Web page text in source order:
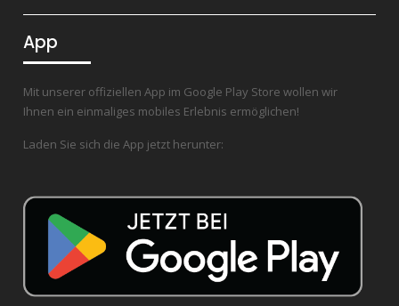
App
Mit unserer offiziellen App im Google Play Store wollen wir
Ihnen ein einmaliges mobiles Erlebnis ermöglichen!
Laden Sie sich die App jetzt herunter: